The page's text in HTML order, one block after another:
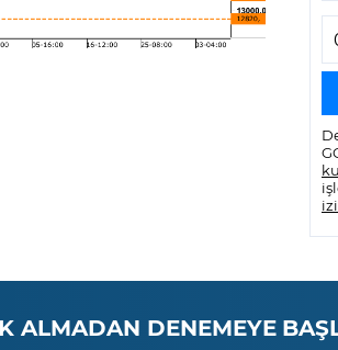
ALMADAN DENEMEYE